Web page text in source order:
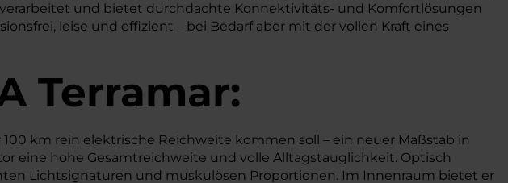
und bietet durchdachte Konnektivitäts- und Komfortlösungen
leise und effizient – bei Bedarf aber mit der vollen Kraft eines
Terramar:
km rein elektrische Reichweite kommen soll – ein neuer Maßstab in
eine hohe Gesamtreichweite und volle Alltagstauglichkeit. Optisch
Lichtsignaturen und muskulösen Proportionen. Im Innenraum bietet er